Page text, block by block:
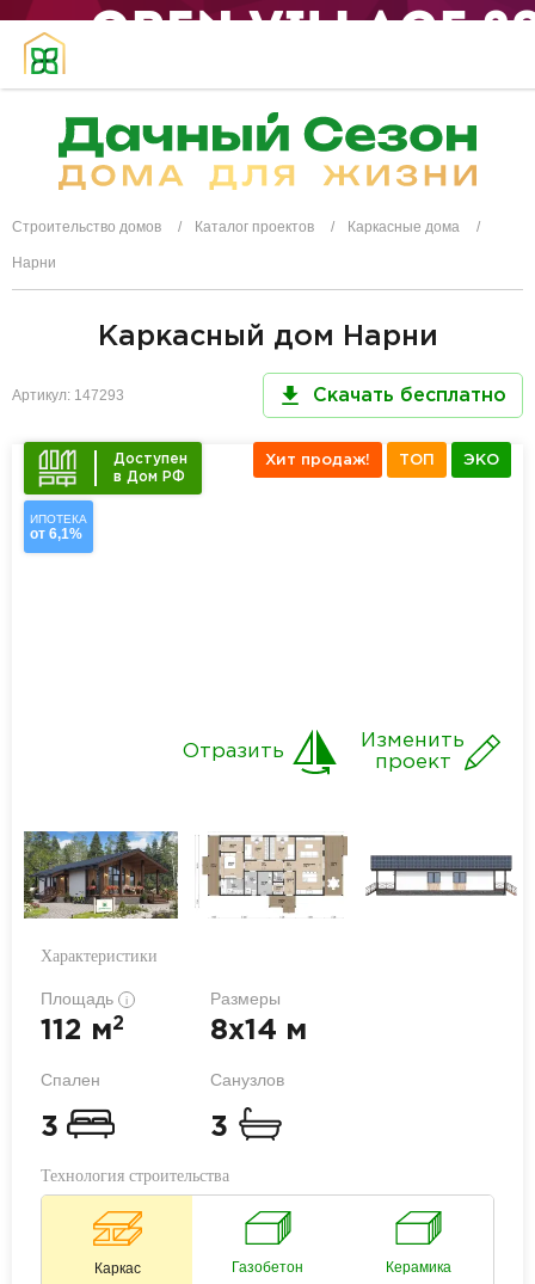
Строительство домов Каталог проектов Каркасные дома
Нарни
Каркасный дом Нарни
Артикул: 147293 Скачать бесплатно
Доступен
в Дом РФ
ИПОТЕКА
от 6,1%
Хит продаж! ТОП ЭКО
Изменить
проект
Отразить
Характеристики
Площадь i
112 м2
Размеры
8x14 м
Спален
3
Санузлов
3
Технология строительства
Каркас Газобетон Керамика